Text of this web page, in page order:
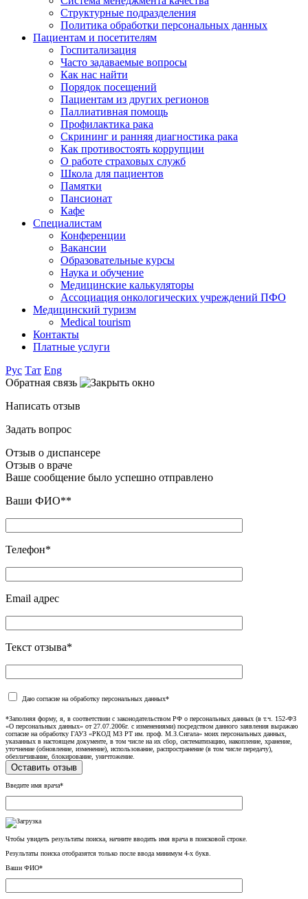
Структурные подразделения
Политика обработки персональных данных
Пациентам и посетителям
Госпитализация
Часто задаваемые вопросы
Как нас найти
Порядок посещений
Пациентам из других регионов
Паллиативная помощь
Профилактика рака
Скрининг и ранняя диагностика рака
Как противостоять коррупции
О работе страховых служб
Школа для пациентов
Памятки
Пансионат
Кафе
Специалистам
Конференции
Вакансии
Образовательные курсы
Наука и обучение
Медицинские калькуляторы
Ассоциация oнкологических учреждений ПФО
Медицинский туризм
Medical tourism
Контакты
Платные услуги
Рус Тат Eng
Обратная связь
Написать отзыв
Задать вопрос
Отзыв о диспансере
Отзыв о враче
Ваше сообщение было успешно отправлено
Ваши ФИО**
Телефон*
Email адрес
Текст отзыва*
Даю согласие на обработку персональных данных*
*Заполняя форму, я, в соответствии с законодательством РФ о персональных данных (в т.ч. 152-ФЗ
«О персональных данных» от 27.07.2006г. с изменениями) посредством данного заявления выражаю
согласие на обработку ГАУЗ «РКОД МЗ РТ им. проф. М.З.Сигала» моих персональных данных,
указанных в настоящем документе, в том числе на их сбор, систематизацию, накопление, хранение,
уточнение (обновление, изменение), использование, распространение (в том числе передачу),
обезличивание, блокирование, уничтожение.
Введите имя врача*
Чтобы увидеть результаты поиска, начните вводить имя врача в поисковой строке.
Результаты поиска отобразятся только после ввода минимум 4-х букв.
Ваши ФИО*